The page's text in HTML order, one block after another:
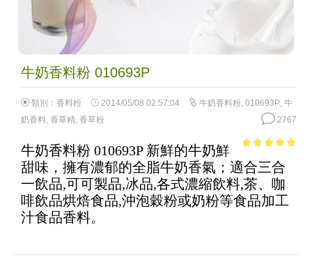
牛奶香料粉 010693P
類別： 香料粉 2014/05/08 02:57:04 牛奶香料粉, 010693P, 牛
奶香料, 香草精, 香草粉 2767
5
牛奶香料粉 010693P 新鮮的牛奶鮮
甜味，擁有濃郁的全脂牛奶香氣；適合三合
一飲品,可可製品,冰品,各式濃縮飲料,茶、咖
啡飲品烘焙食品,沖泡穀粉或奶粉等食品加工
汁食品香料。